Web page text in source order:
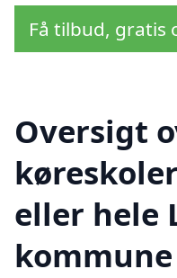
Få tilbud, gratis
Oversigt
eller hele
kommune